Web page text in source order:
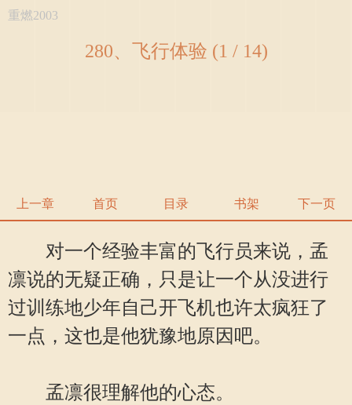
重燃2003
280、飞行体验 (1 / 14)
上一章 首页 目录 书架 下一页
对一个经验丰富的飞行员来说，孟
凛说的无疑正确，只是让一个从没进行
过训练地少年自己开飞机也许太疯狂了
一点，这也是他犹豫地原因吧。
孟凛很理解他的心态。